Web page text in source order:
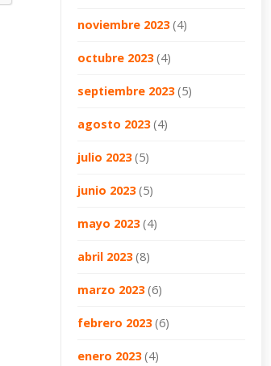
noviembre 2023(4)
octubre 2023(4)
septiembre 2023(5)
agosto 2023(4)
julio 2023(5)
junio 2023(5)
mayo 2023(4)
abril 2023(8)
marzo 2023(6)
febrero 2023(6)
enero 2023(4)